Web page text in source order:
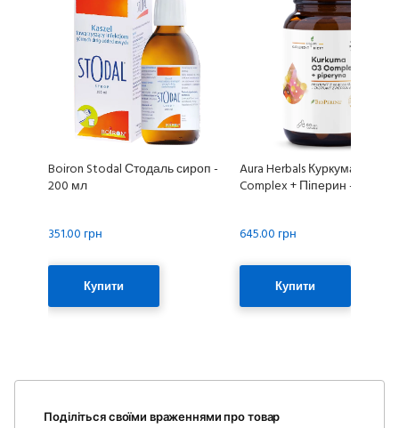
Boiron Stodal Стодаль сироп -
200 мл
351.00 грн
Купити
Aura Herbals Куркума 500 мг
Complex + Піперин - 60
645.00 грн
Купити
Поділіться своїми враженнями про товар